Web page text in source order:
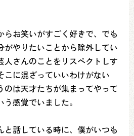
らお笑いがすごく好きで、でも
がやりたいことから除外してい
人さんのことをリスペクトしす
こに混ざっていいわけがない
のは天才たちが集まってやって
感覚でいました。
と話している時に、僕がいつも